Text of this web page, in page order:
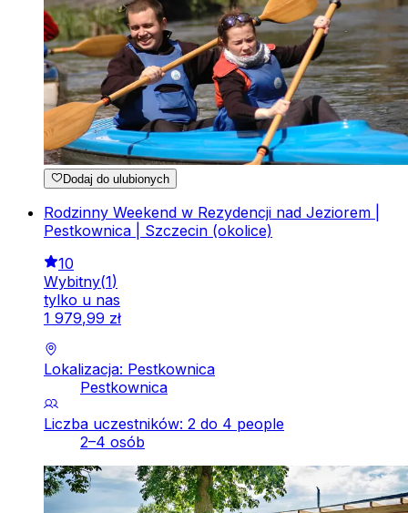
Dodaj do ulubionych
Rodzinny Weekend w Rezydencji nad Jeziorem |
Pestkownica | Szczecin (okolice)
10
Wybitny(1)
tylko u nas
1 979,99 zł
Lokalizacja: Pestkownica
Pestkownica
Liczba uczestników: 2 do 4 people
2–4 osób